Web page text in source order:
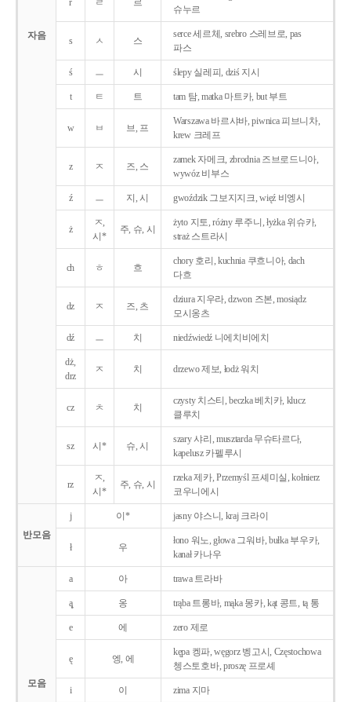
자음
r ㄹ 르
슈누르
s ㅅ 스
serce 세르체, srebro 스레브로, pas
파스
ś ㅡ 시 ślepy 실레피, dziś 지시
t ㅌ 트 tam 탐, matka 마트카, but 부트
w ㅂ 브, 프
Warszawa 바르샤바, piwnica 피브니차,
krew 크레프
z ㅈ 즈, 스
zamek 자메크, zbrodnia 즈브로드니아,
wywóz 비부스
ź ㅡ 지, 시 gwoździk 그보지지크, więź 비엥시
ż
ㅈ,
시*
주, 슈, 시
żyto 지토, różny 루주니, łyżka 위슈카,
straż 스트라시
ch ㅎ 흐
chory 호리, kuchnia 쿠흐니아, dach
다흐
dz ㅈ 즈, 츠
dziura 지우라, dzwon 즈본, mosiądz
모시옹츠
dź ㅡ 치 niedźwiedź 니에치비에치
dż,
drz
ㅈ 치 drzewo 제보, łodż 워치
cz ㅊ 치
czysty 치스티, beczka 베치카, klucz
클루치
sz 시* 슈, 시
szary 샤리, musztarda 무슈타르다,
kapelusz 카펠루시
rz
ㅈ,
시*
주, 슈, 시
rzeka 제카, Przemyśl 프셰미실, kołnierz
코우니에시
반모음
j 이* jasny 야스니, kraj 크라이
ł 우
łono 워노, głowa 그워바, bułka 부우카,
kanał 카나우
모음
a 아 trawa 트라바
ą̨ 옹 trąba 트롱바, mąka 몽카, kąt 콩트, tą 통
e 에 zero 제로
ę 엥, 에
kępa 켕파, węgorz 벵고시, Częstochowa
쳉스토호바, proszę 프로셰
i 이 zima 지마